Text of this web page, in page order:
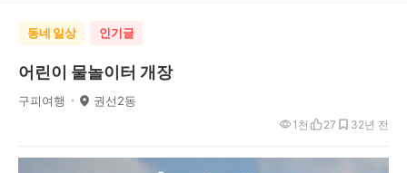
동네 일상 인기글
어린이 물놀이터 개장
구피여행 권선2동
2년 전
1천 27 3